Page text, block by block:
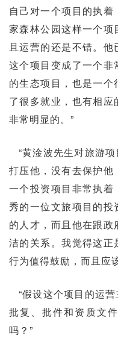
自己对一个项目的执
家森林公园这样一个
且运营的还是不错。
这个项目变成了一个
的生态项目，也是一个
了很多就业，也有相
非常明显的。”
“黄淦波先生对旅游
打压他，没有去保护
一个投资项目非常执
秀的一位文旅项目的
的人才，而且他在跟
洁的关系。我觉得这
行为值得鼓励，而且应
“假设这个项目的运
批复、批件和资质文
吗？”